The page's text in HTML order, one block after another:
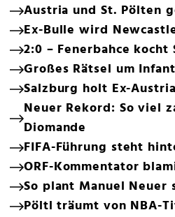
Austria und St. Pölten
Ex-Bulle wird
2:0 – Fenerbahce
Großes Rätsel um
Salzburg holt Ex-
Neuer Rekord: So viel
Diomande
FIFA-Führung steht
ORF-Kommentator
So plant Manuel Neuer
Pöltl träumt von NBA-